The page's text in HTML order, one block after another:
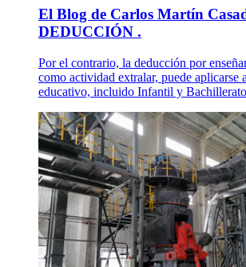
El Blog de Carlos Martín
DEDUCCIÓN .
Por el contrario, la deducción por
como actividad extralar, puede aplicarse
educativo, incluido Infantil y